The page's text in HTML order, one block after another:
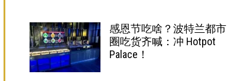
感恩节吃啥？波特兰都市
圈吃货齐喊：冲 Hotpot
Palace！